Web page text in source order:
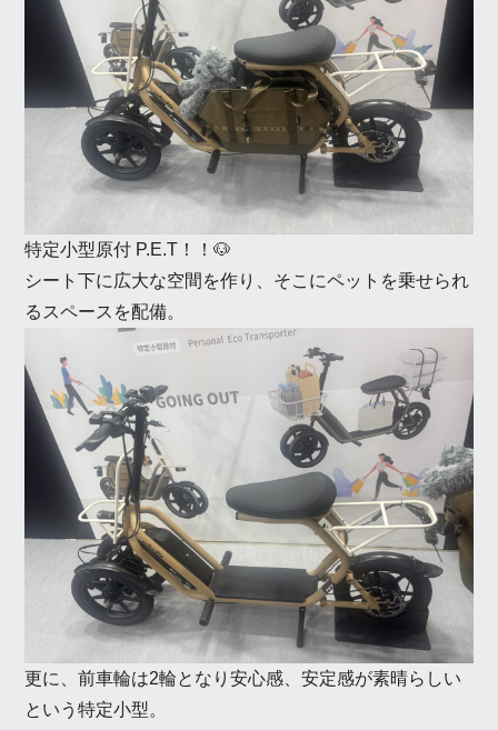
特定小型原付 P.E.T！！🐶
シート下に広大な空間を作り、そこにペットを乗せられ
るスペースを配備。
更に、前車輪は2輪となり安心感、安定感が素晴らしい
という特定小型。